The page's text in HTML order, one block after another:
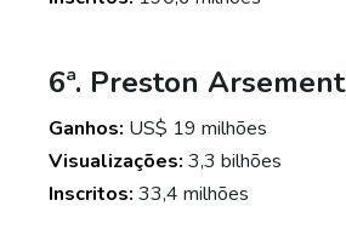
6ª. Preston Arsement
Ganhos: US$ 19 milhões
Visualizações: 3,3 bilhões
Inscritos: 33,4 milhões